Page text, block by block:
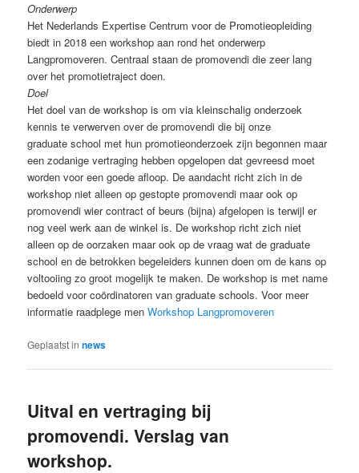
Onderwerp
Het Nederlands Expertise Centrum voor de Promotieopleiding
biedt in 2018 een workshop aan rond het onderwerp
Langpromoveren. Centraal staan de promovendi die zeer lang
over het promotietraject doen.
Doel
Het doel van de workshop is om via kleinschalig onderzoek
kennis te verwerven over de promovendi die bij onze
graduate school met hun promotieonderzoek zijn begonnen maar
een zodanige vertraging hebben opgelopen dat gevreesd moet
worden voor een goede afloop. De aandacht richt zich in de
workshop niet alleen op gestopte promovendi maar ook op
promovendi wier contract of beurs (bijna) afgelopen is terwijl er
nog veel werk aan de winkel is. De workshop richt zich niet
alleen op de oorzaken maar ook op de vraag wat de graduate
school en de betrokken begeleiders kunnen doen om de kans op
voltooiing zo groot mogelijk te maken. De workshop is met name
bedoeld voor coördinatoren van graduate schools. Voor meer
informatie raadplege menWorkshop Langpromoveren
Geplaatst in news
Uitval en vertraging bij
promovendi. Verslag van
workshop.